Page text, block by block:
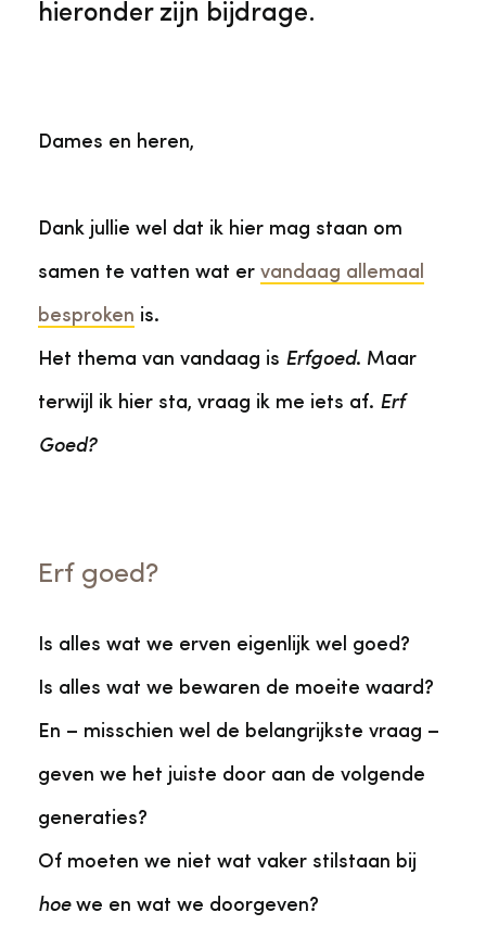
hieronder zijn bijdrage.
Dames en heren,
Dank jullie wel dat ik hier mag staan om
samen te vatten wat er vandaag allemaal
besproken is.
Het thema van vandaag is Erfgoed. Maar
terwijl ik hier sta, vraag ik me iets af. Erf
Goed?
Erf goed?
Is alles wat we erven eigenlijk wel goed?
Is alles wat we bewaren de moeite waard?
En – misschien wel de belangrijkste vraag –
geven we het juiste door aan de volgende
generaties?
Of moeten we niet wat vaker stilstaan bij
hoewe en wat we doorgeven?